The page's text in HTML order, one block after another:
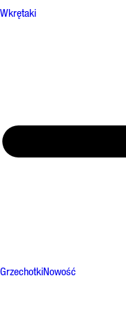
Wkrętaki
GrzechotkiNowość